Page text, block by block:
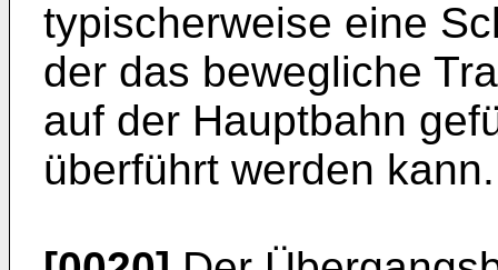
typischerweise eine
der das bewegliche
auf der Hauptbahn
überführt werden kann.